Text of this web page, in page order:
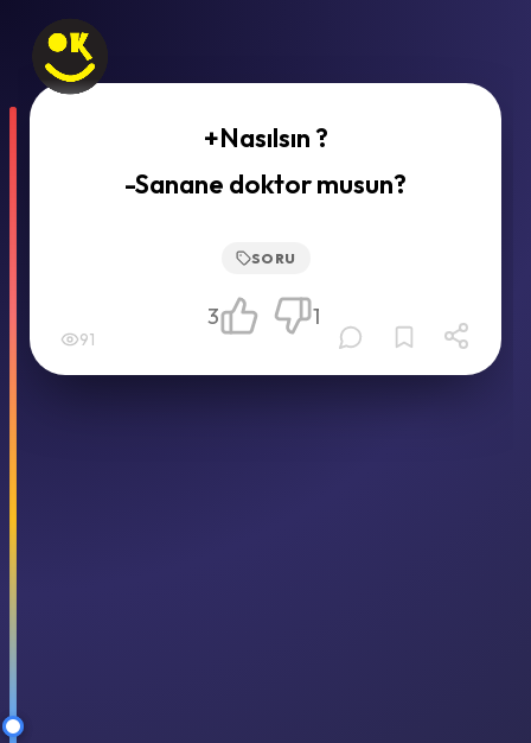
+Nasılsın ?
-Sanane doktor musun?
SORU
91
3 1